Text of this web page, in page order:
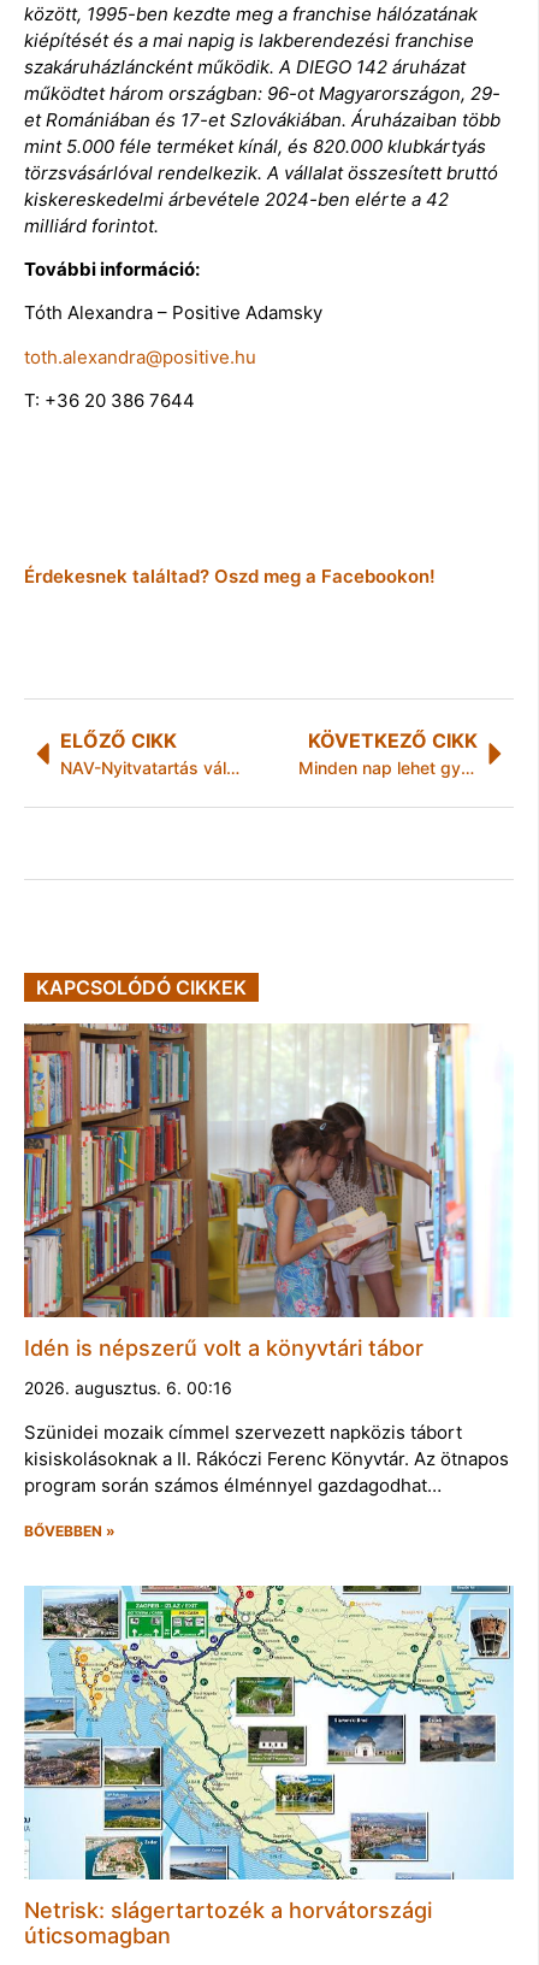
között, 1995-ben kezdte meg a franchise hálózatának
kiépítését és a mai napig is lakberendezési franchise
szakáruházláncként működik. A DIEGO 142 áruházat
működtet három országban: 96-ot Magyarországon, 29-
et Romániában és 17-et Szlovákiában. Áruházaiban több
mint 5.000 féle terméket kínál, és 820.000 klubkártyás
törzsvásárlóval rendelkezik. A vállalat összesített bruttó
kiskereskedelmi árbevétele 2024-ben elérte a 42
milliárd forintot.
További információ:
Tóth Alexandra – Positive Adamsky
toth.alexandra@positive.hu
T: +36 20 386 7644
Érdekesnek találtad? Oszd meg a Facebookon!
ELŐZŐ CIKK
NAV-Nyitvatartás változás
KÖVETKEZŐ CIKK
Minden nap lehet gyereknap! Mozduljatok ki a gyerekekkel!
KAPCSOLÓDÓ CIKKEK
Idén is népszerű volt a könyvtári tábor
2026. augusztus. 6. 00:16
Szünidei mozaik címmel szervezett napközis tábort
kisiskolásoknak a II. Rákóczi Ferenc Könyvtár. Az ötnapos
program során számos élménnyel gazdagodhat…
BŐVEBBEN »
Netrisk: slágertartozék a horvátországi
úticsomagban